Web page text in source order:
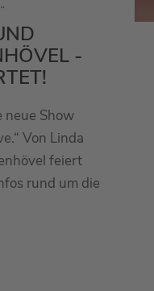
-
neue Show
Von Linda
feiert
rund um die